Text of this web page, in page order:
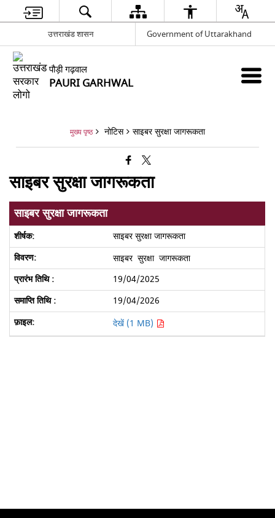
उत्तराखंड शासन Government of Uttarakhand
पौड़ी गढ़वाल
PAURI GARHWAL
मुख्य पृष्ठ नोटिस साइबर सुरक्षा जागरूकता
साइबर सुरक्षा जागरूकता
साइबर सुरक्षा जागरूकता
साइबर सुरक्षा जागरूकता
साइबर सुरक्षा जागरूकता
19/04/2025
19/04/2026
देखें (1 MB)